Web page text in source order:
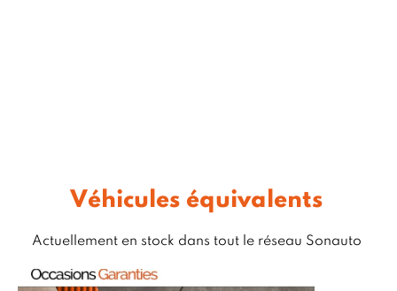
Véhicules équivalents
Actuellement en stock dans tout le réseau Sonauto